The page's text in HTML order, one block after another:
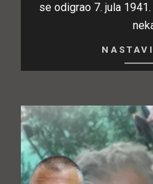
se odigrao 7. jula